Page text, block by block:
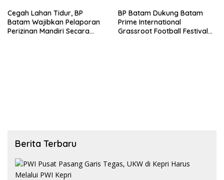
Cegah Lahan Tidur, BP
Batam Wajibkan Pelaporan
Perizinan Mandiri Secara
BP Batam Dukung Batam
Prime International
Grassroot Football Festival
Berita Terbaru